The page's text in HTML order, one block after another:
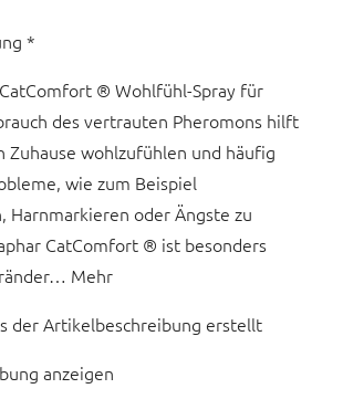
*
® Wohlfühl-Spray für
des vertrauten Pheromons hilft
Zuhause wohlzufühlen und häufig
wie zum Beispiel
Harnmarkieren oder Ängste zu
CatComfort ® ist besonders
Mehr
der Artikelbeschreibung erstellt
anzeigen